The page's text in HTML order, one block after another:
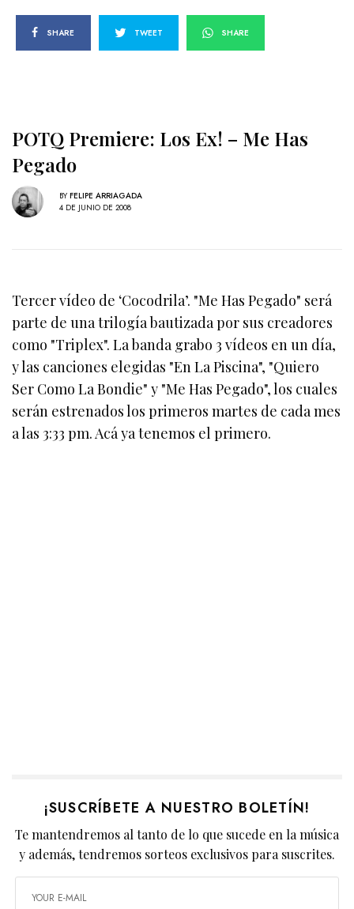
SHARE TWEET SHARE
POTQ Premiere: Los Ex! – Me Has
Pegado
BY FELIPE ARRIAGADA
4 DE JUNIO DE 2008
Tercer vídeo de ‘Cocodrila’. "Me Has Pegado" será
parte de una trilogía bautizada por sus creadores
como "Triplex". La banda grabo 3 vídeos en un día,
y las canciones elegidas "En La Piscina", "Quiero
Ser Como La Bondie" y "Me Has Pegado", los cuales
serán estrenados los primeros martes de cada mes
a las 3:33 pm. Acá ya tenemos el primero.
¡SUSCRÍBETE A NUESTRO BOLETÍN!
Te mantendremos al tanto de lo que sucede en la música
y además, tendremos sorteos exclusivos para suscrites.